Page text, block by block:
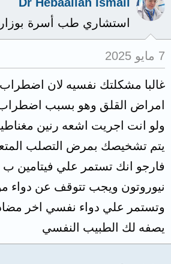
استشاري طب أسرة
7 مايو 2025
غالبا مشكلتك نفسيه لان
امراض القلق وهو بسبب اضطراب
ولو انت اجريت اشعه رنين
يتم تشخيصك بمرض التصلب
فارجو انك تستمر علي فيتامين
نيوروتون ويجب تتوقف عن دواء
وتستمر علي دواء نفسي اخر مضاد
يصفه لك الطبيب النفسي